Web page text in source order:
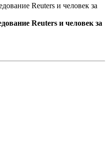
Reuters и человек за